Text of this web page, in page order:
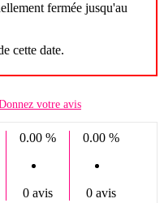
fermée jusqu'au
cette date.
votre avis
0.00 %
0 avis
0.00 %
0 avis